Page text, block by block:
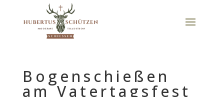
Bogenschießen
am Vatertagsfest